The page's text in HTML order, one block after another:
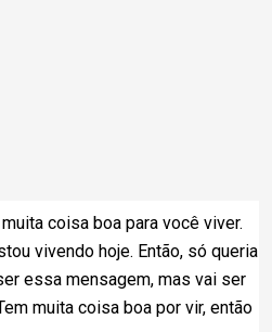
coisa boa para você viver.
vivendo hoje. Então, só queria
essa mensagem, mas vai ser
muita coisa boa por vir, então